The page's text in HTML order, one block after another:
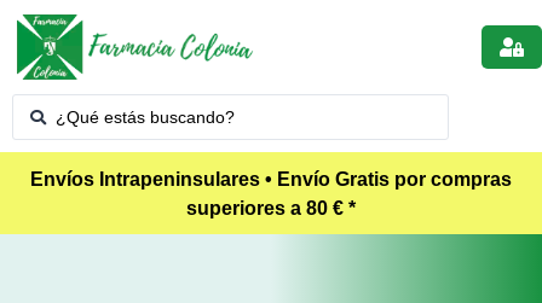
Envíos Intrapeninsulares • Envío Gratis por compras
superiores a 80 € *